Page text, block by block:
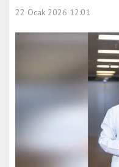
22 Ocak 2026 12:01